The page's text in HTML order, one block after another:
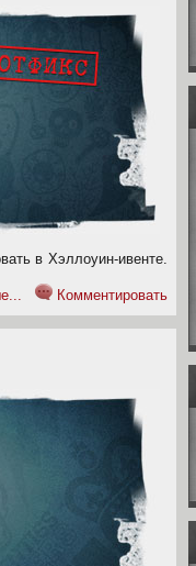
в Хэллоуин-ивенте.
Комментировать